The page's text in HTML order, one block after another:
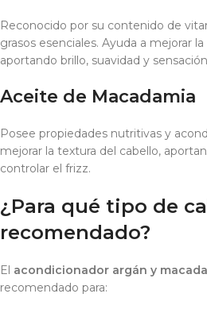
Reconocido por su contenido de
grasos esenciales. Ayuda a mejorar
aportando brillo, suavidad y
Aceite de Macadamia
Posee propiedades nutritivas y
mejorar la textura del cabello,
controlar el frizz.
¿Para qué tipo de
recomendado?
El acondicionador argán y
recomendado para: